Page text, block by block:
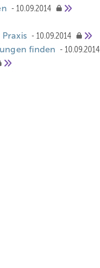
10.09.2014
10.09.2014
finden
10.09.2014